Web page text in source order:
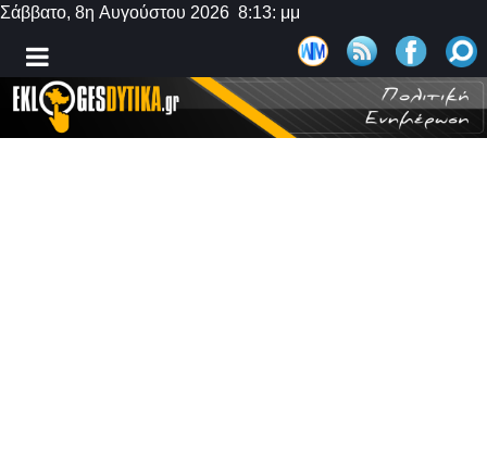
Σάββατο, 8η Αυγούστου 2026 8:13: μμ